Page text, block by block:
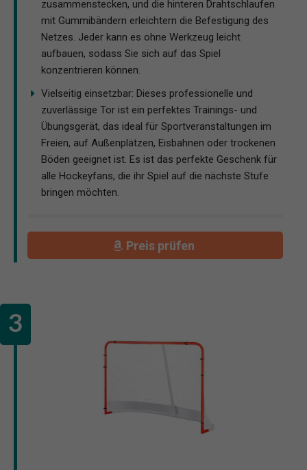
zusammenstecken, und die hinteren Drahtschlaufen
mit Gummibändern erleichtern die Befestigung des
Netzes. Jeder kann es ohne Werkzeug leicht
aufbauen, sodass Sie sich auf das Spiel
konzentrieren können.
Vielseitig einsetzbar: Dieses professionelle und
zuverlässige Tor ist ein perfektes Trainings- und
Übungsgerät, das ideal für Sportveranstaltungen im
Freien, auf Außenplätzen, Eisbahnen oder trockenen
Böden geeignet ist. Es ist das perfekte Geschenk für
alle Hockeyfans, die ihr Spiel auf die nächste Stufe
bringen möchten.
Preis prüfen